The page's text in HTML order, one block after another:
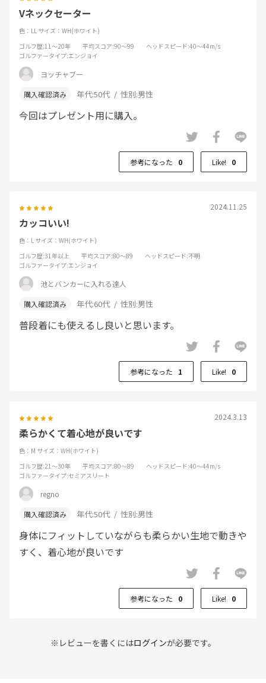
Vネックセーター
色：LL サイズ：WH(ホワイト)
ゴルフ歴:11～20年 平均スコア:90～99 ヘッドスピード:40～44m/s
ゴルファータイプ:エンジョイ
ヨッチャブー
年代:50代 性別:男性
今回はプレゼント用に購入。
参考になった 0 Like! 0
2024.11.25
カッコいい!
色：L サイズ：WH(ホワイト)
ゴルフ歴:31年以上 平均スコア:80～89 ヘッドスピード:不明
ゴルファータイプ:エンジョイ
池とバンカーに入れる達人
年代:60代 性別:男性
普段着にも使えるし良いと思います。
参考になった 1 Like! 0
2024.3.13
柔らかくて着心地が良いです
色：M サイズ：WH(ホワイト)
ゴルフ歴:21～30年 平均スコア:80～89 ヘッドスピード:40～44m/s
ゴルファータイプ:セミアスリート
regno
年代:50代 性別:男性
身体にフィットしていながらも柔らかい生地で動きや
すく、着心地が良いです
参考になった 0 Like! 0
※レビューを書くにはログインが必要です。